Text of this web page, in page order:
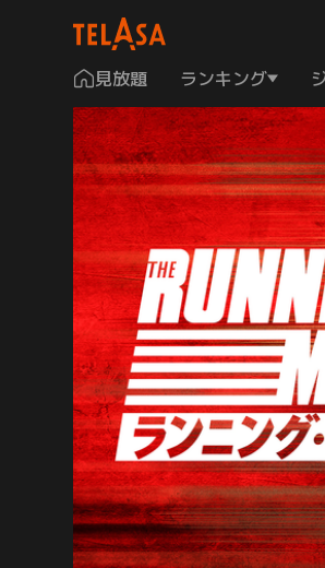
見放題 ランキング